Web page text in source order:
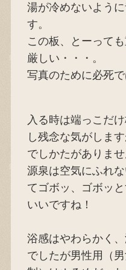
湯が冷めないよう
す。
この板、とーって
厳しい・・・。
写真のために必死で
入る時は端っこだ
し残念な気がしま
でしかたがありませ
源泉は空気にふれ
てゴボッ、ゴボッ
いいですね！
浴感はやわらかく
でしたが男性用（